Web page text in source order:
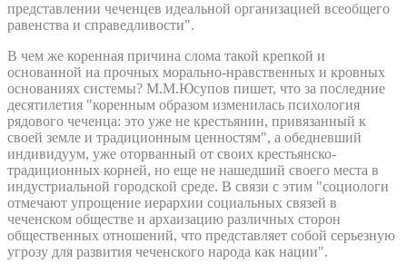
представлении чеченцев идеальной организацией всеобщего
равенства и справедливости".
В чем же коренная причина слома такой крепкой и
основанной на прочных морально-нравственных и кровных
основаниях системы? М.М.Юсупов пишет, что за последние
десятилетия "коренным образом изменилась психология
рядового чеченца: это уже не крестьянин, привязанный к
своей земле и традиционным ценностям", а обедневший
индивидуум, уже оторванный от своих крестьянско-
традиционных корней, но еще не нашедший своего места в
индустриальной городской среде. В связи с этим "социологи
отмечают упрощение иерархии социальных связей в
чеченском обществе и архаизацию различных сторон
общественных отношений, что представляет собой серьезную
угрозу для развития чеченского народа как нации".